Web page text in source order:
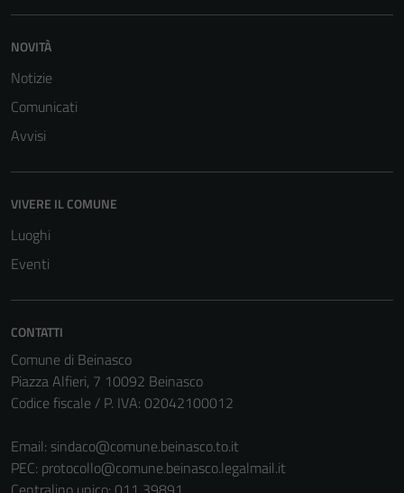
NOVITÀ
Notizie
Comunicati
Avvisi
VIVERE IL COMUNE
Luoghi
Eventi
CONTATTI
Comune di Beinasco
Piazza Alfieri, 7 10092 Beinasco
Codice fiscale / P. IVA: 02042100012
Email: sindaco@comune.beinasco.to.it
PEC: protocollo@comune.beinasco.legalmail.it
Questi cookie